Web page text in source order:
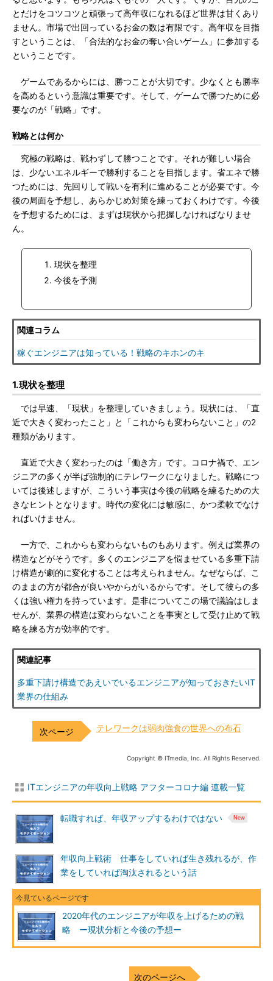
とだけをコツコツと頑張って高年収になれるほど世界は甘くあり
ません。市場で出回っているお金の数は有限です。高年収を目指
すということは、「合法的なお金の奪い合いゲーム」に参加する
ということです。
ゲームであるからには、勝つことが大切です。少なくとも勝率
を高めるという意識は重要です。そして、ゲームで勝つために必
要なのが「戦略」です。
戦略とは何か
究極の戦略は、戦わずして勝つことです。それが難しい場合
は、少ないエネルギーで勝利することを目指します。省エネで勝
つためには、先回りして戦いを有利に進めることが必要です。今
後の局面を予想し、あらかじめ対策を練っておくわけです。今後
を予想するためには、まずは現状から把握しなければなりませ
ん。
現状を整理
今後を予測
関連コラム
稼ぐエンジニアは知っている！戦略のキホンのキ
1.現状を整理
では早速、「現状」を整理していきましょう。現状には、「直
近で大きく変わったこと」と「これからも変わらないこと」の2
種類があります。
直近で大きく変わったのは「働き方」です。コロナ禍で、エン
ジニアの多くが半ば強制的にテレワークになりました。戦略につ
いては後述しますが、こういう事実は今後の戦略を練るための大
きなヒントとなります。時代の変化には敏感に、かつ柔軟でなけ
ればいけません。
一方で、これからも変わらないものもあります。例えば業界の
構造などがそうです。多くのエンジニアを悩ませている多重下請
け構造が劇的に変化することは考えられません。なぜならば、こ
のままの方が都合が良いやからがいるからです。そして彼らの多
くは強い権力を持っています。是非についてこの場で議論はしま
せんが、業界の構造は変わらないことを事実として受け止めて戦
略を練る方が効率的です。
関連記事
多重下請け構造であえいでいるエンジニアが知っておきたいIT
業界の仕組み
テレワークは弱肉強食の世界への布石
Copyright © ITmedia, Inc. All Rights Reserved.
ITエンジニアの年収向上戦略 アフターコロナ編 連載一覧
転職すれば、年収アップするわけではない
年収向上戦術 仕事をしていれば生き残れるが、作
業をしていれば淘汰されるという話
2020年代のエンジニアが年収を上げるための戦
略 ー現状分析と今後の予想ー
次のページへ